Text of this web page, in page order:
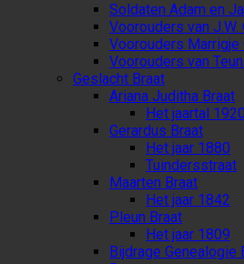
Soldaten Adam en
Voorouders van J.W.
Voorouders Marrigje
Voorouders van
Geslacht Braat
Ariana Juditha Braat
Het jaartal 1920
Gerardus Braat
Het jaar 1880
Tuindersstraat
Maarten Braat
Het jaar 1842
Pleun Braat
Het jaar 1809
Bijdrage Genealogie